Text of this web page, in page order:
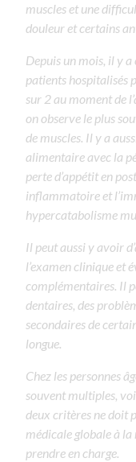
muscles et une
douleur et certains
Depuis un mois, il y
patients hospitalisés
sur 2 au moment de
on observe le plus
de muscles. Il y a
alimentaire avec la
perte d’appétit en
inflammatoire et
hypercatabolisme
Il peut aussi y avoir
l’examen clinique et
complémentaires. Il
dentaires, des
secondaires de
longue.
Chez les personnes
souvent multiples,
deux critères ne doit
médicale globale à la
prendre en charge.